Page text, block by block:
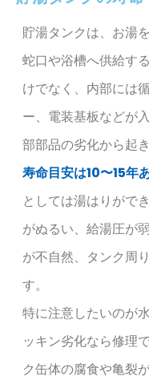
貯湯タンクは、お湯
蛇口や浴槽へ供給す
けでなく、内部には
ー、電装基板などが
部部品の劣化から起
寿命目安は10〜15年
としては湯はりがで
がぬるい、給湯圧が
が不自然、タンク周
す。
特に注意したいのが
ッキン劣化なら修理
ク缶体の腐食や亀裂